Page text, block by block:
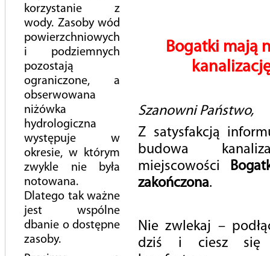
Kropelka Aurelka
Porada wodociągowca
Ślad wodny
Łap deszcz
Recyklingowa Kropelka Wody
Czy pijesz wystarczająco dużo wody w ciągu dnia?
Korek w sieci, to przez śmieci
Zabezpiecz wodomierz na zimę!
Choć zimy jeszcze nie widać, to warto już dzisiaj zadbać o
instalacje wodociągowe. Jak co roku, przypominamy o
zabezpieczeniu urządzeń wod-kan, aby w czasie mrozów nie
zostały uszkodzone.
W piwnicach i garażach najczęściej zlokalizowane są
korzystanie z
wody. Zasoby wód
powierzchniowych
i podziemnych
pozostają
ograniczone, a
obserwowana
niżówka
hydrologiczna
występuje w
okresie, w którym
zwykle nie była
notowana.
Dlatego tak ważne
jest wspólne
dbanie o dostępne
zasoby.
Bogatki mają
Szanowni Państwo,
Z satysfakcją
budowa
miejscowości
zakończona.
Nie zwlekaj –
dziś i ciesz się